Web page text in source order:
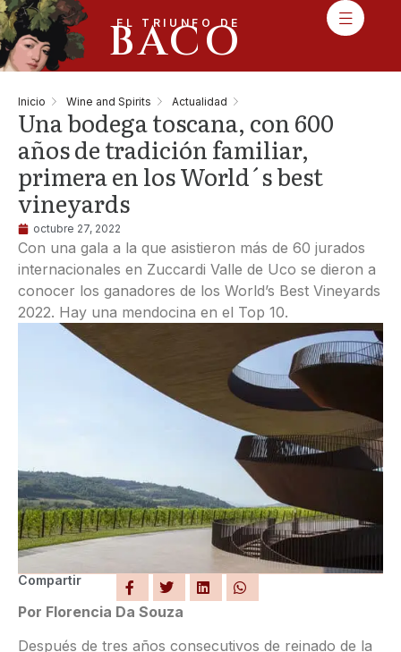
EL TRIUNFO DE
BACO
Inicio Wine and Spirits Actualidad
Una bodega toscana, con 600
años de tradición familiar,
primera en los World´s best
vineyards
octubre 27, 2022
Con una gala a la que asistieron más de 60 jurados
internacionales en Zuccardi Valle de Uco se dieron a
conocer los ganadores de los World’s Best Vineyards
2022. Hay una mendocina en el Top 10.
Compartir
Por Florencia Da Souza
Después de tres años consecutivos de reinado de la